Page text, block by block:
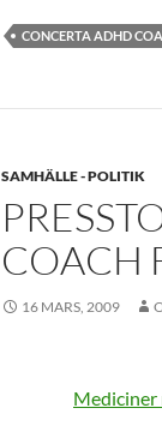
CONCERTA ADHD
SAMHÄLLE - POLITIK
COACH
16 MARS, 2009